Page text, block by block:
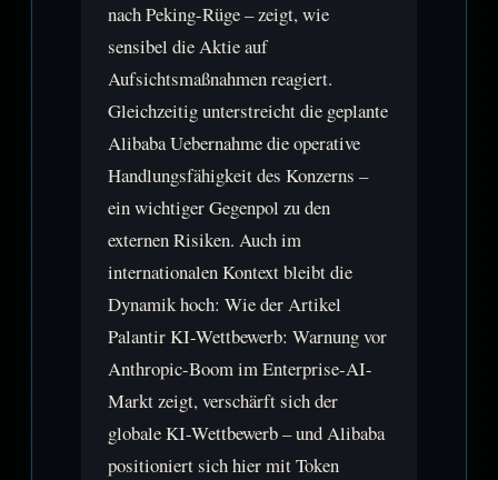
nach Peking-Rüge – zeigt, wie
sensibel die Aktie auf
Aufsichtsmaßnahmen reagiert.
Gleichzeitig unterstreicht die geplante
Alibaba Uebernahme die operative
Handlungsfähigkeit des Konzerns –
ein wichtiger Gegenpol zu den
externen Risiken. Auch im
internationalen Kontext bleibt die
Dynamik hoch: Wie der Artikel
Palantir KI-Wettbewerb: Warnung vor
Anthropic-Boom im Enterprise-AI-
Markt zeigt, verschärft sich der
globale KI-Wettbewerb – und Alibaba
positioniert sich hier mit Token